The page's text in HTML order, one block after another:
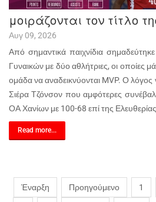
μοιράζονται τον τίτλο
Αυγ 09, 2026
Από σημαντικά παιχνίδια
Γυναικών με δύο αθλήτριες, οι οποίες
ομάδα να αναδεικνύονται MVP. Ο λόγος
Σιέρα Τζόνσον που αμφότερες
ΟΑ Χανίων με 100-68 επί της
Read more...
Έναρξη Προηγούμενο 1